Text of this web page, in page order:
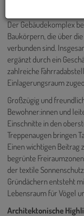
Der Gebäudekomplex
Baukörpern, die über
verbunden sind.
ergänzt durch ein
zahlreiche
Einlagerungsraum
Großzügig und
Bewohner:innen und
Einschnitte in den
Treppenaugen bringen
Einen wichtigen
begrünte
der textile
Gründächern entsteht
Lebensraum für Vögel
Architektonische